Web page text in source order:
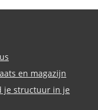
en magazijn
je structuur in je